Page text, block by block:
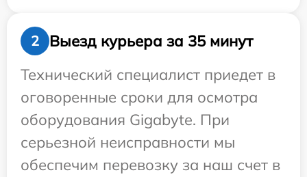
2
Выезд курьера за 35 минут
Технический специалист приедет в
оговоренные сроки для осмотра
оборудования Gigabyte. При
серьезной неисправности мы
обеспечим перевозку за наш счет в